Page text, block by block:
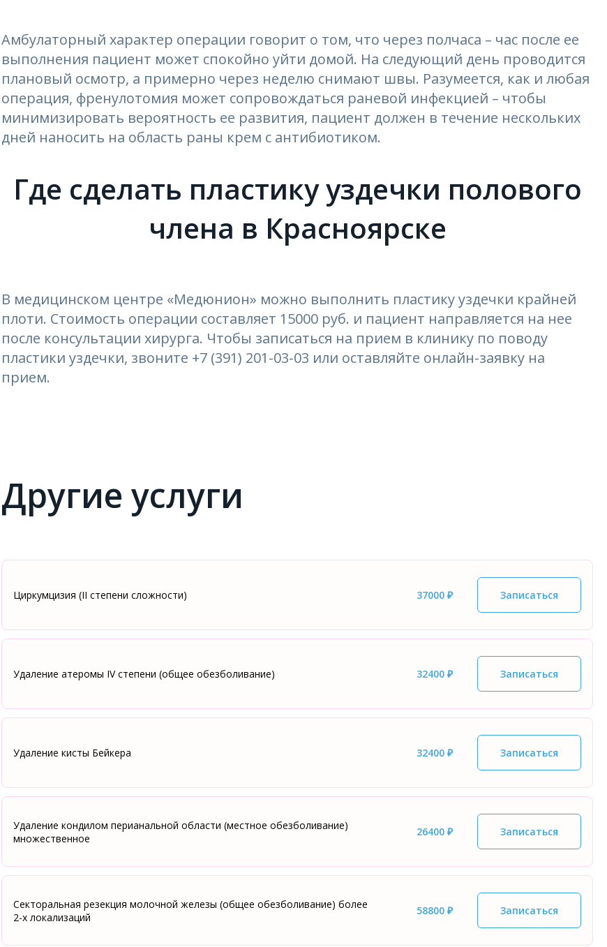
Амбулаторный характер операции говорит о том, что через полчаса – час после ее
выполнения пациент может спокойно уйти домой. На следующий день проводится
плановый осмотр, а примерно через неделю снимают швы. Разумеется, как и любая
операция, френулотомия может сопровождаться раневой инфекцией – чтобы
минимизировать вероятность ее развития, пациент должен в течение нескольких
дней наносить на область раны крем с антибиотиком.
Где сделать пластику уздечки полового
члена в Красноярске
В медицинском центре «Медюнион» можно выполнить пластику уздечки крайней
плоти. Стоимость операции составляет 15000 руб. и пациент направляется на нее
после консультации хирурга. Чтобы записаться на прием в клинику по поводу
пластики уздечки, звоните +7 (391) 201-03-03 или оставляйте онлайн-заявку на
прием.
Другие услуги
Циркумцизия (II степени сложности) 37000 ₽ Записаться
Удаление атеромы IV степени (общее обезболивание) 32400 ₽ Записаться
Удаление кисты Бейкера 32400 ₽ Записаться
Удаление кондилом перианальной области (местное обезболивание)
множественное
26400 ₽ Записаться
Секторальная резекция молочной железы (общее обезболивание) более
2-х локализаций
58800 ₽ Записаться